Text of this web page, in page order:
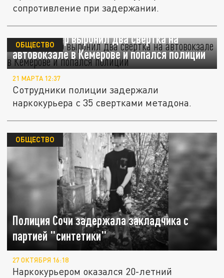
сопротивление при задержании.
Наркокурьер выронил два свертка на
автовокзале в Кемерове и попался полиции
ОБЩЕСТВО
21 МАРТА 12:37
Сотрудники полиции задержали
наркокурьера с 35 свертками метадона.
Полиция Сочи задержала закладчика с
партией "синтетики"
ОБЩЕСТВО
27 ОКТЯБРЯ 16:18
Наркокурьером оказался 20-летний